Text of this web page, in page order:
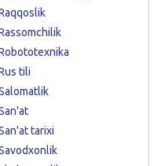
tili
tarixi